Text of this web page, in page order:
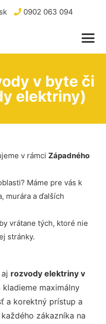
0902 063 094
v byte či
elektriny)
v rámci Západného
Máme pre vás k
murára a ďalších
vrátane tých, ktoré nie
stránky.
rozvody elektriny v
maximálny
a korektný prístup a
zákazníka na